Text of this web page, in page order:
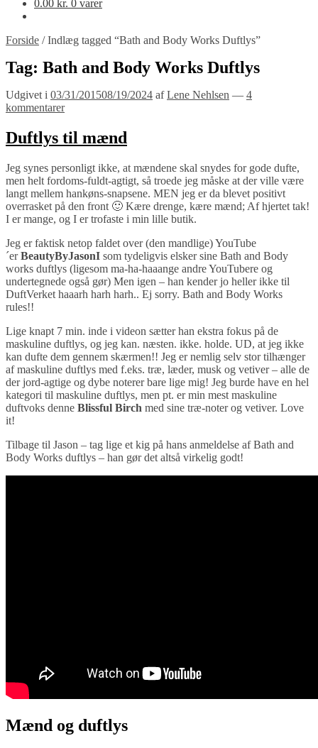
0.00 kr. 0 varer
Forside /Indlæg tagged “Bath and Body Works Duftlys”
Tag: Bath and Body Works Duftlys
Udgivet i 03/31/201508/19/2024 afLene Nehlsen — 4
kommentarer
Duftlys til mænd
Jeg synes personligt ikke, at mændene skal snydes for gode dufte,
men helt fordoms-fuldt-agtigt, så troede jeg måske at der ville være
langt mellem hankøns-snapsene. MEN jeg er da blevet positivt
overrasket på den front 🙂 Kære drenge, kære mænd; Af hjertet tak!
I er mange, og I er trofaste i min lille butik.
Jeg er faktisk netop faldet over (den mandlige) YouTube
´erBeautyByJasonI som tydeligvis elsker sine Bath and Body
works duftlys (ligesom ma-ha-haaange andre YouTubere og
undertegnede også gør) Men igen – han kender jo heller ikke til
DuftVerket haaarh harh harh.. Ej sorry. Bath and Body Works
rules!!
Lige knapt 7 min. inde i videon sætter han ekstra fokus på de
maskuline duftlys, og jeg kan. næsten. ikke. holde. UD, at jeg ikke
kan dufte dem gennem skærmen!! Jeg er nemlig selv stor tilhænger
af maskuline duftlys med f.eks. træ, læder, musk og vetiver – alle de
der jord-agtige og dybe noterer bare lige mig! Jeg burde have en hel
kategori til maskuline duftlys, men pt. er min mest maskuline
duftvoks denne Blissful Birch med sine træ-noter og vetiver. Love
it!
Tilbage til Jason – tag lige et kig på hans anmeldelse af Bath and
Body Works duftlys – han gør det altså virkelig godt!
Mænd og duftlys